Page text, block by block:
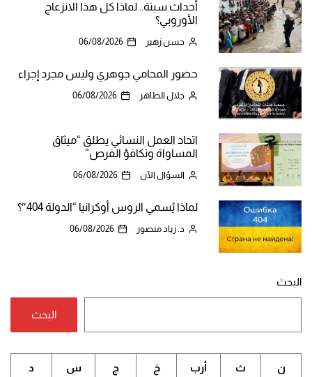
أحداث سبتة.. لماذا كل هذا الانزعاج
الأوروبي؟
حسن زهير 06/08/2026
حضور المحامي جوهري وليس مجرد إجراء
جلال الطاهر 06/08/2026
اتحاد العمل النسائي يطلق “ميثاق
المساواة وتكافؤ الفرص”
السؤال الآن 06/08/2026
لماذا يُسمي الروس أوكرانيا “الدولة 404″؟
د. زياد منصور 06/08/2026
البحث
البحث
ن ث أرب خ ج س د